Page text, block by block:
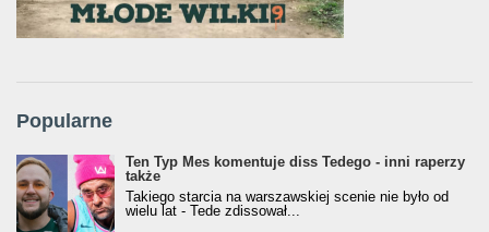
Popularne
Ten Typ Mes komentuje diss Tedego - inni raperzy
także
Takiego starcia na warszawskiej scenie nie było od
wielu lat - Tede zdissował...